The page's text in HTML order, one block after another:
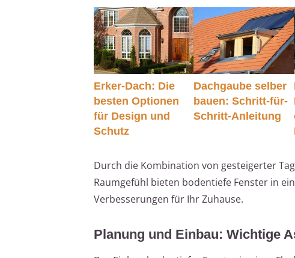
Erker-Dach: Die
besten Optionen
für Design und
Schutz
Dachgaube selber
bauen: Schritt-für-
Schritt-Anleitung
Durch die Kombination von gesteigerter
Raumgefühl bieten bodentiefe Fenster in
Verbesserungen für Ihr Zuhause.
Planung und Einbau: Wichtige